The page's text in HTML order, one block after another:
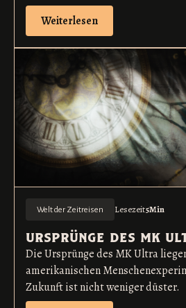
Weiterlesen
Welt der Zeitreisen Lesezeit5Min
ursprünge des mk
Die Ursprünge des MK Ultra
amerikanischen
Zukunft ist nicht weniger düster.